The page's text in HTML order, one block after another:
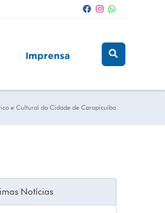
Imprensa
e Cultural da Cidade de Carapicuíba
Notícias